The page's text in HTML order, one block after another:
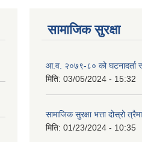
सामाजिक सुरक्षा
आ.व. २०७९-८० को घटनादर्ता
मिति: 03/05/2024 - 15:32
सामाजिक सुरक्षा भत्ता दोस्रो
मिति: 01/23/2024 - 10:35